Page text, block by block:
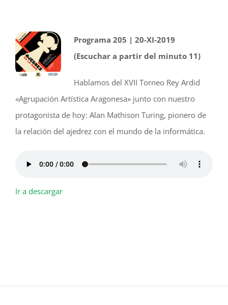
Programa 205 | 20-XI-2019
(Escuchar a partir del minuto 11)
Hablamos del XVII Torneo Rey Ardid
«Agrupación Artística Aragonesa» junto con nuestro
protagonista de hoy: Alan Mathison Turing, pionero de
la relación del ajedrez con el mundo de la informática.
Ir a descargar